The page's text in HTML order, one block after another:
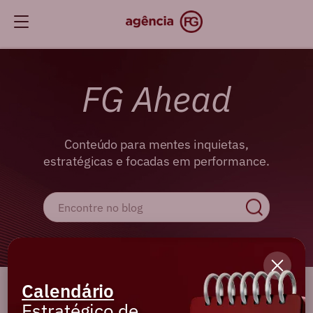
FG Ahead
Conteúdo para mentes inquietas,
estratégicas e focadas em performance.
Cadastre-se e receba os melhores
Calendário